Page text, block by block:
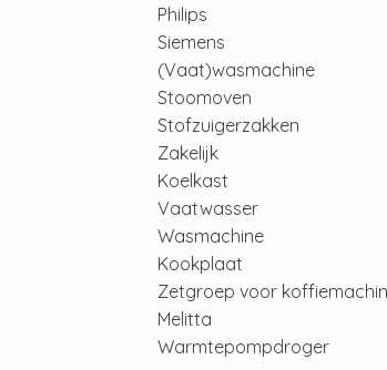
Philips
Siemens
(Vaat)wasmachine
Stoomoven
Stofzuigerzakken
Zakelijk
Koelkast
Vaatwasser
Wasmachine
Kookplaat
Zetgroep voor
Melitta
Warmtepompdroger